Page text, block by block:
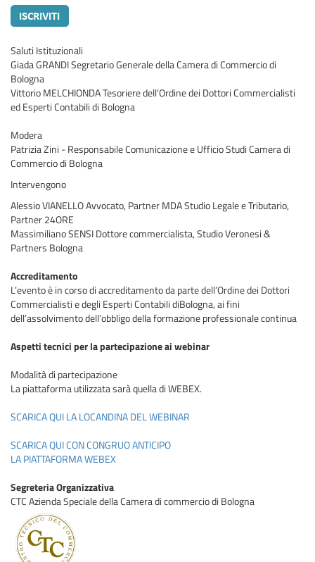
Saluti Istituzionali
Giada GRANDI Segretario Generale della Camera di Commercio di
Bologna
Vittorio MELCHIONDA Tesoriere dell’Ordine dei Dottori Commercialisti
ed Esperti Contabili di Bologna
Modera
Patrizia Zini - Responsabile Comunicazione e Ufficio Studi Camera di
Commercio di Bologna
Intervengono
Alessio VIANELLO Avvocato, Partner MDA Studio Legale e Tributario,
Partner 24ORE
Massimiliano SENSI Dottore commercialista, Studio Veronesi &
Partners Bologna
Accreditamento
L’evento è in corso di accreditamento da parte dell’Ordine dei Dottori
Commercialisti e degli Esperti Contabili diBologna, ai fini
dell’assolvimento dell’obbligo della formazione professionale continua
Aspetti tecnici per la partecipazione ai webinar
Modalità di partecipazione
La piattaforma utilizzata sarà quella di WEBEX.
SCARICA QUI LA LOCANDINA DEL WEBINAR
SCARICA QUI CON CONGRUO ANTICIPO
LA PIATTAFORMA WEBEX
Segreteria Organizzativa
CTC Azienda Speciale della Camera di commercio di Bologna